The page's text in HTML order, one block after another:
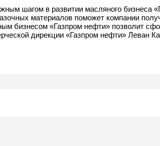
шагом в развитии масляного бизнеса
материалов поможет компании
бизнесом «Газпром нефти» позволит
дирекции «Газпром нефти» Леван К